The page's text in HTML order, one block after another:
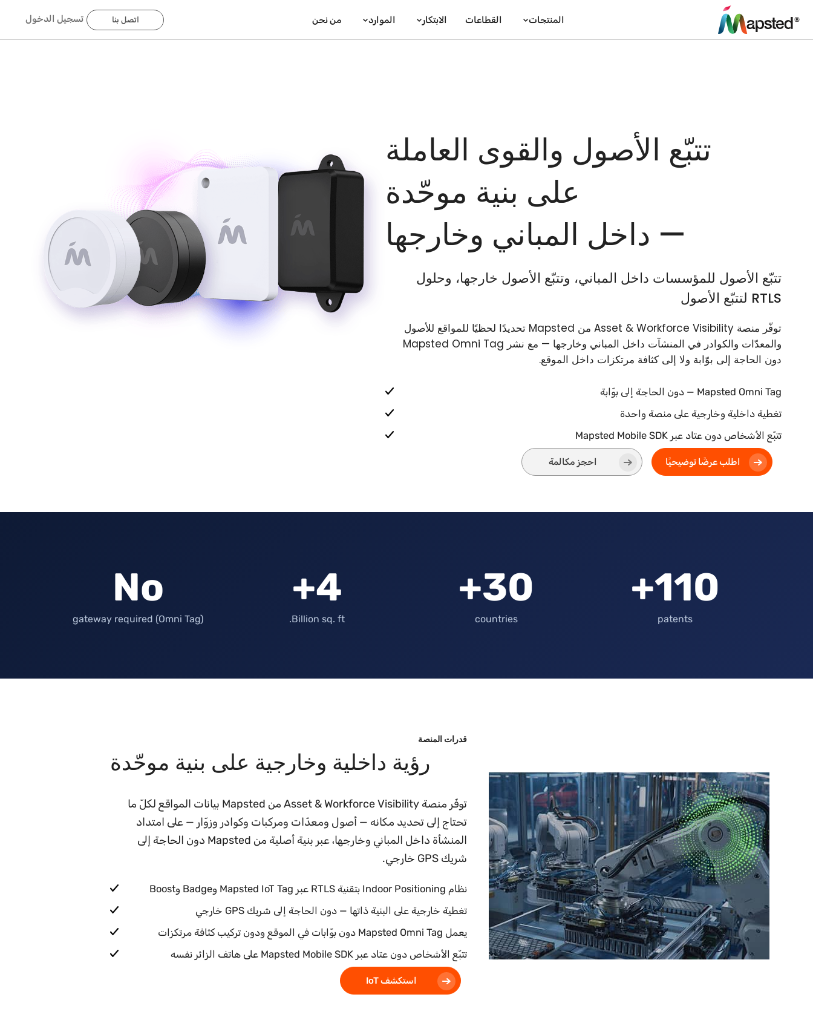
المنتجات القطاعات الابتكار الموارد من نحن اتصل بنا تسجيل الدخول
تتبّع الأصول والقوى العاملة
على بنية موحّدة
— داخل المباني وخارجها
تتبّع الأصول للمؤسسات داخل المباني، وتتبّع الأصول خارجها، وحلول
RTLS لتتبّع الأصول
توفّر منصة Asset & Workforce Visibility من Mapsted تحديدًا لحظيًا للمواقع للأصول
والمعدّات والكوادر في المنشآت داخل المباني وخارجها — مع نشر Mapsted Omni Tag
دون الحاجة إلى بوّابة ولا إلى كثافة مرتكزات داخل الموقع.
Mapsted Omni Tag — دون الحاجة إلى بوّابة
تغطية داخلية وخارجية على منصة واحدة
تتبّع الأشخاص دون عتاد عبر Mapsted Mobile SDK
اطلب عرضًا توضيحيًا احجز مكالمة
110+
patents
30+
countries
4+
Billion sq. ft.
No
gateway required (Omni Tag)
قدرات المنصة
رؤية داخلية وخارجية على بنية موحّدة
توفّر منصة Asset & Workforce Visibility من Mapsted بيانات المواقع لكلّ ما
تحتاج إلى تحديد مكانه — أصول ومعدّات ومركبات وكوادر وزوّار — على امتداد
المنشأة داخل المباني وخارجها، عبر بنية أصلية من Mapsted دون الحاجة إلى
شريك GPS خارجي.
نظام Indoor Positioning بتقنية RTLS عبر Mapsted IoT Tag وBadge وBoost
تغطية خارجية على البنية ذاتها — دون الحاجة إلى شريك GPS خارجي
يعمل Mapsted Omni Tag دون بوّابات في الموقع ودون تركيب كثافة مرتكزات
تتبّع الأشخاص دون عتاد عبر Mapsted Mobile SDK على هاتف الزائر نفسه
استكشف IoT